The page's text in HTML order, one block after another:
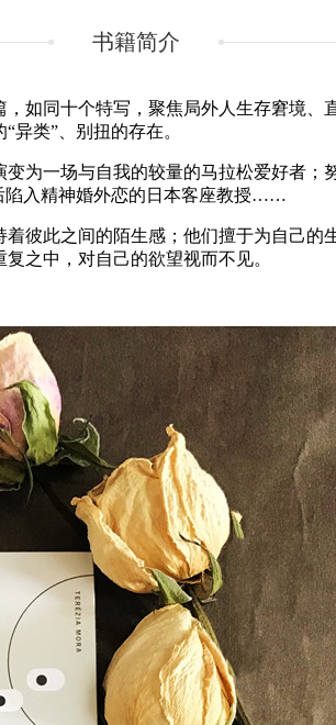
书籍简介
如同十个特写，聚焦局外人生存窘境、
异类”、别扭的存在。
为一场与自我的较量的马拉松爱好者；
陷入精神婚外恋的日本客座教授……
彼此之间的陌生感；他们擅于为自己的
之中，对自己的欲望视而不见。